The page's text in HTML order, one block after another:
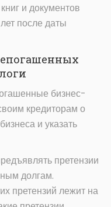
и документов
после даты
бизнес-
кредиторам о
и указать
претензии
долгам.
претензий лежит на